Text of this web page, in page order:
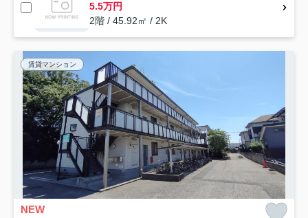
5.5万円
2階 / 45.92㎡ / 2K
賃貸マンション
NEW